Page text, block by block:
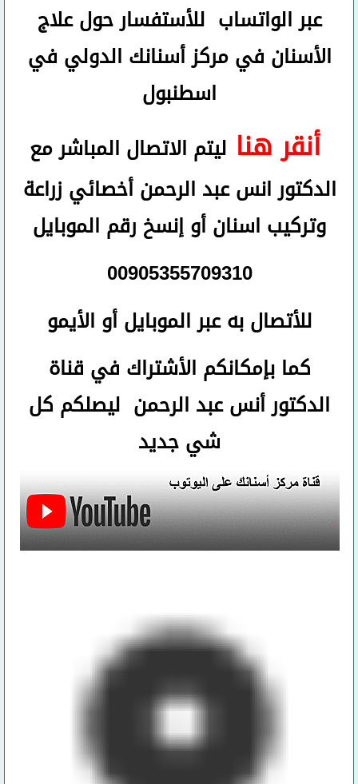
عبر الواتساب للأستفسار حول علاج
الأسنان في مركز أسنانك الدولي في
اسطنبول
أنقر هنا ليتم الاتصال المباشر مع
الدكتور انس عبد الرحمن أخصائي زراعة
وتركيب اسنانأوإنسخ رقم الموبايل
00905355709310
للأتصالبه عبر الموبايل أو الأيمو
كما بإمكانكم الأشتراك في قناة
الدكتور أنس عبد الرحمن ليصلكم كل
شي جديد